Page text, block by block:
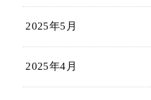
2025年5月
2025年4月